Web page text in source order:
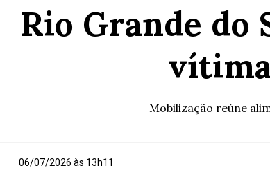
Rio Grande do
Mobilização reúne
06/07/2026 às 13h11